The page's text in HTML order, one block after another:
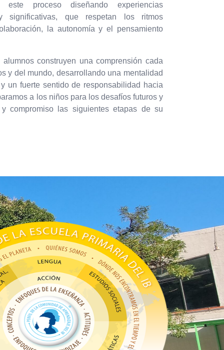
este proceso diseñando experiencias
significativas, que respetan los ritmos
la autonomía y el pensamiento
construyen una comprensión cada
y del mundo, desarrollando una mentalidad
un fuerte sentido de responsabilidad hacia
a los niños para los desafíos futuros y
compromiso las siguientes etapas de su